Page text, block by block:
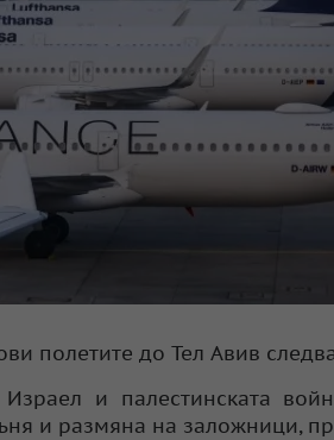
полетите до Тел Авив
и палестинската
и размяна на заложници,